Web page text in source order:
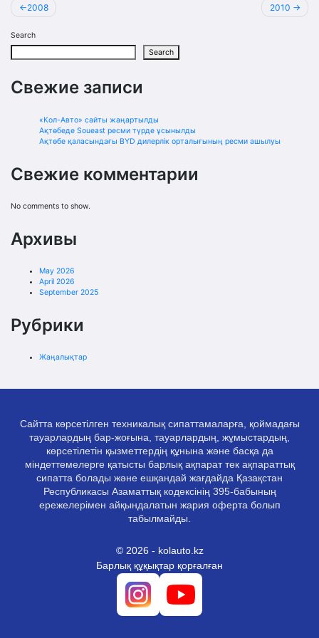
Post
navigation
2008 2010
Search
Search
Свежие записи
«Кол-Авто» сайты жаңартылды
Ақтөбеде Soueast ресми түрде ұсынылды
Ақтөбе қаласындағы BYD дилерлік орталығының ресми ашылуы
Свежие комментарии
No comments to show.
Архивы
May 2026
April 2026
September 2025
Рубрики
Жаңалықтар
Сайтта көрсетілген техникалық сипаттамаларға, қоймадағы
тауарлардың бар-жоғына, тауарлардың, жұмыстардың,
көрсетілетін қызметтердің құнына және басқа да
міндеттемелерге қатысты барлық ақпарат тек ақпараттық
сипатта болады және ешқандай жағдайда Қазақстан
Республикасы Азаматтық кодексінің 395-бабының
ережелерімен айқындалатын жария оферта болып
табылмайды.
© 2026 - kolauto.kz
Барлық құқықтар қорғалған